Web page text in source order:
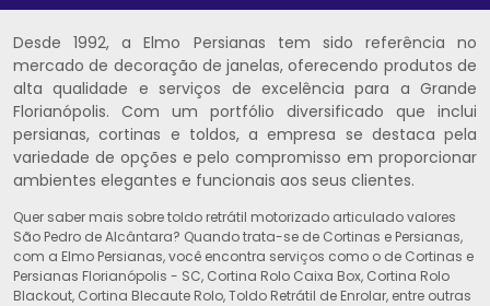
Desde 1992, a Elmo Persianas tem sido referência no
mercado de decoração de janelas, oferecendo produtos de
alta qualidade e serviços de excelência para a Grande
Florianópolis. Com um portfólio diversificado que inclui
persianas, cortinas e toldos, a empresa se destaca pela
variedade de opções e pelo compromisso em proporcionar
ambientes elegantes e funcionais aos seus clientes.
Quer saber mais sobre toldo retrátil motorizado articulado valores
São Pedro de Alcântara? Quando trata-se de Cortinas e Persianas,
com a Elmo Persianas, você encontra serviços como o de Cortinas e
Persianas Florianópolis - SC, Cortina Rolo Caixa Box, Cortina Rolo
Blackout, Cortina Blecaute Rolo, Toldo Retrátil de Enrolar, entre outras